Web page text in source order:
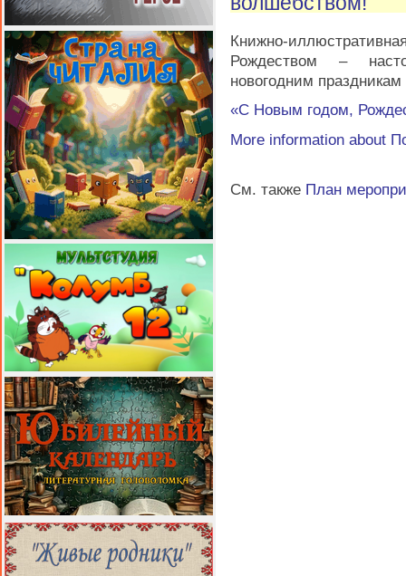
Книжно-
Рождеством –
новогодним праздникам
«С Новым годом,
More information about
См. также План